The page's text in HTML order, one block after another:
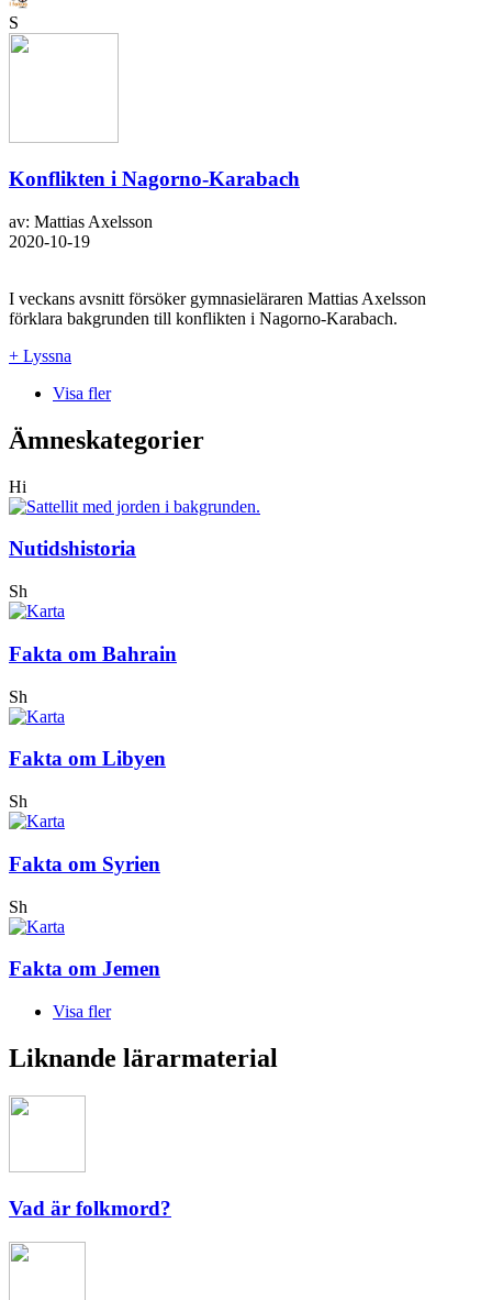
S
Konflikten i Nagorno-Karabach
av: Mattias Axelsson
2020-10-19
I veckans avsnitt försöker gymnasieläraren Mattias Axelsson
förklara bakgrunden till konflikten i Nagorno-Karabach.
+ Lyssna
Visa fler
Ämneskategorier
Hi
Nutidshistoria
Sh
Fakta om Bahrain
Sh
Fakta om Libyen
Sh
Fakta om Syrien
Sh
Fakta om Jemen
Visa fler
Liknande lärarmaterial
Vad är folkmord?